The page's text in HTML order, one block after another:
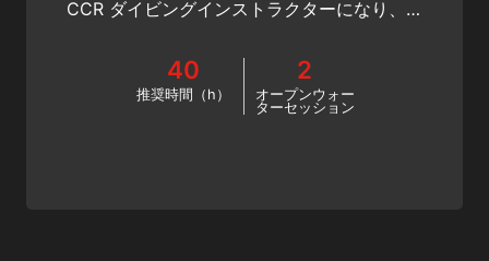
CCR ダイビングインストラクターになり、世
を今すぐオンラインで始めましょう！
40
推奨時間（h）
2
オープンウォー
ターセッション